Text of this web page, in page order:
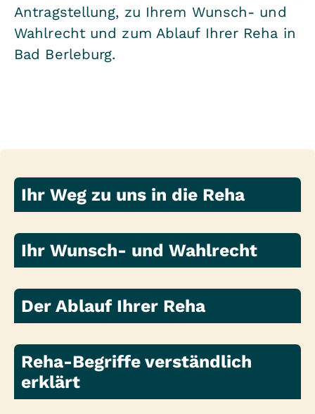
Antragstellung, zu Ihrem Wunsch- und
Wahlrecht und zum Ablauf Ihrer Reha in
Bad Berleburg.
Ihr Weg zu uns in die Reha
Ihr Wunsch- und Wahlrecht
Der Ablauf Ihrer Reha
Reha-Begriffe verständlich
erklärt